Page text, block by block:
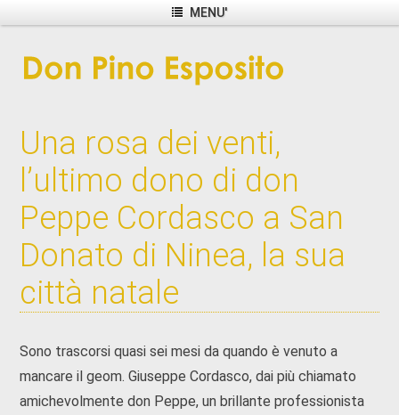
MENU'
Una rosa dei venti,
l’ultimo dono di don
Peppe Cordasco a San
Donato di Ninea, la sua
città natale
Sono trascorsi quasi sei mesi da quando è venuto a
mancare il geom. Giuseppe Cordasco, dai più chiamato
amichevolmente don Peppe, un brillante professionista